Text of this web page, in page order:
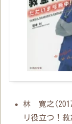
林 寛之
リ役立つ！